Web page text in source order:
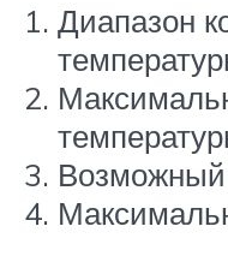
Диапазон
Возможный